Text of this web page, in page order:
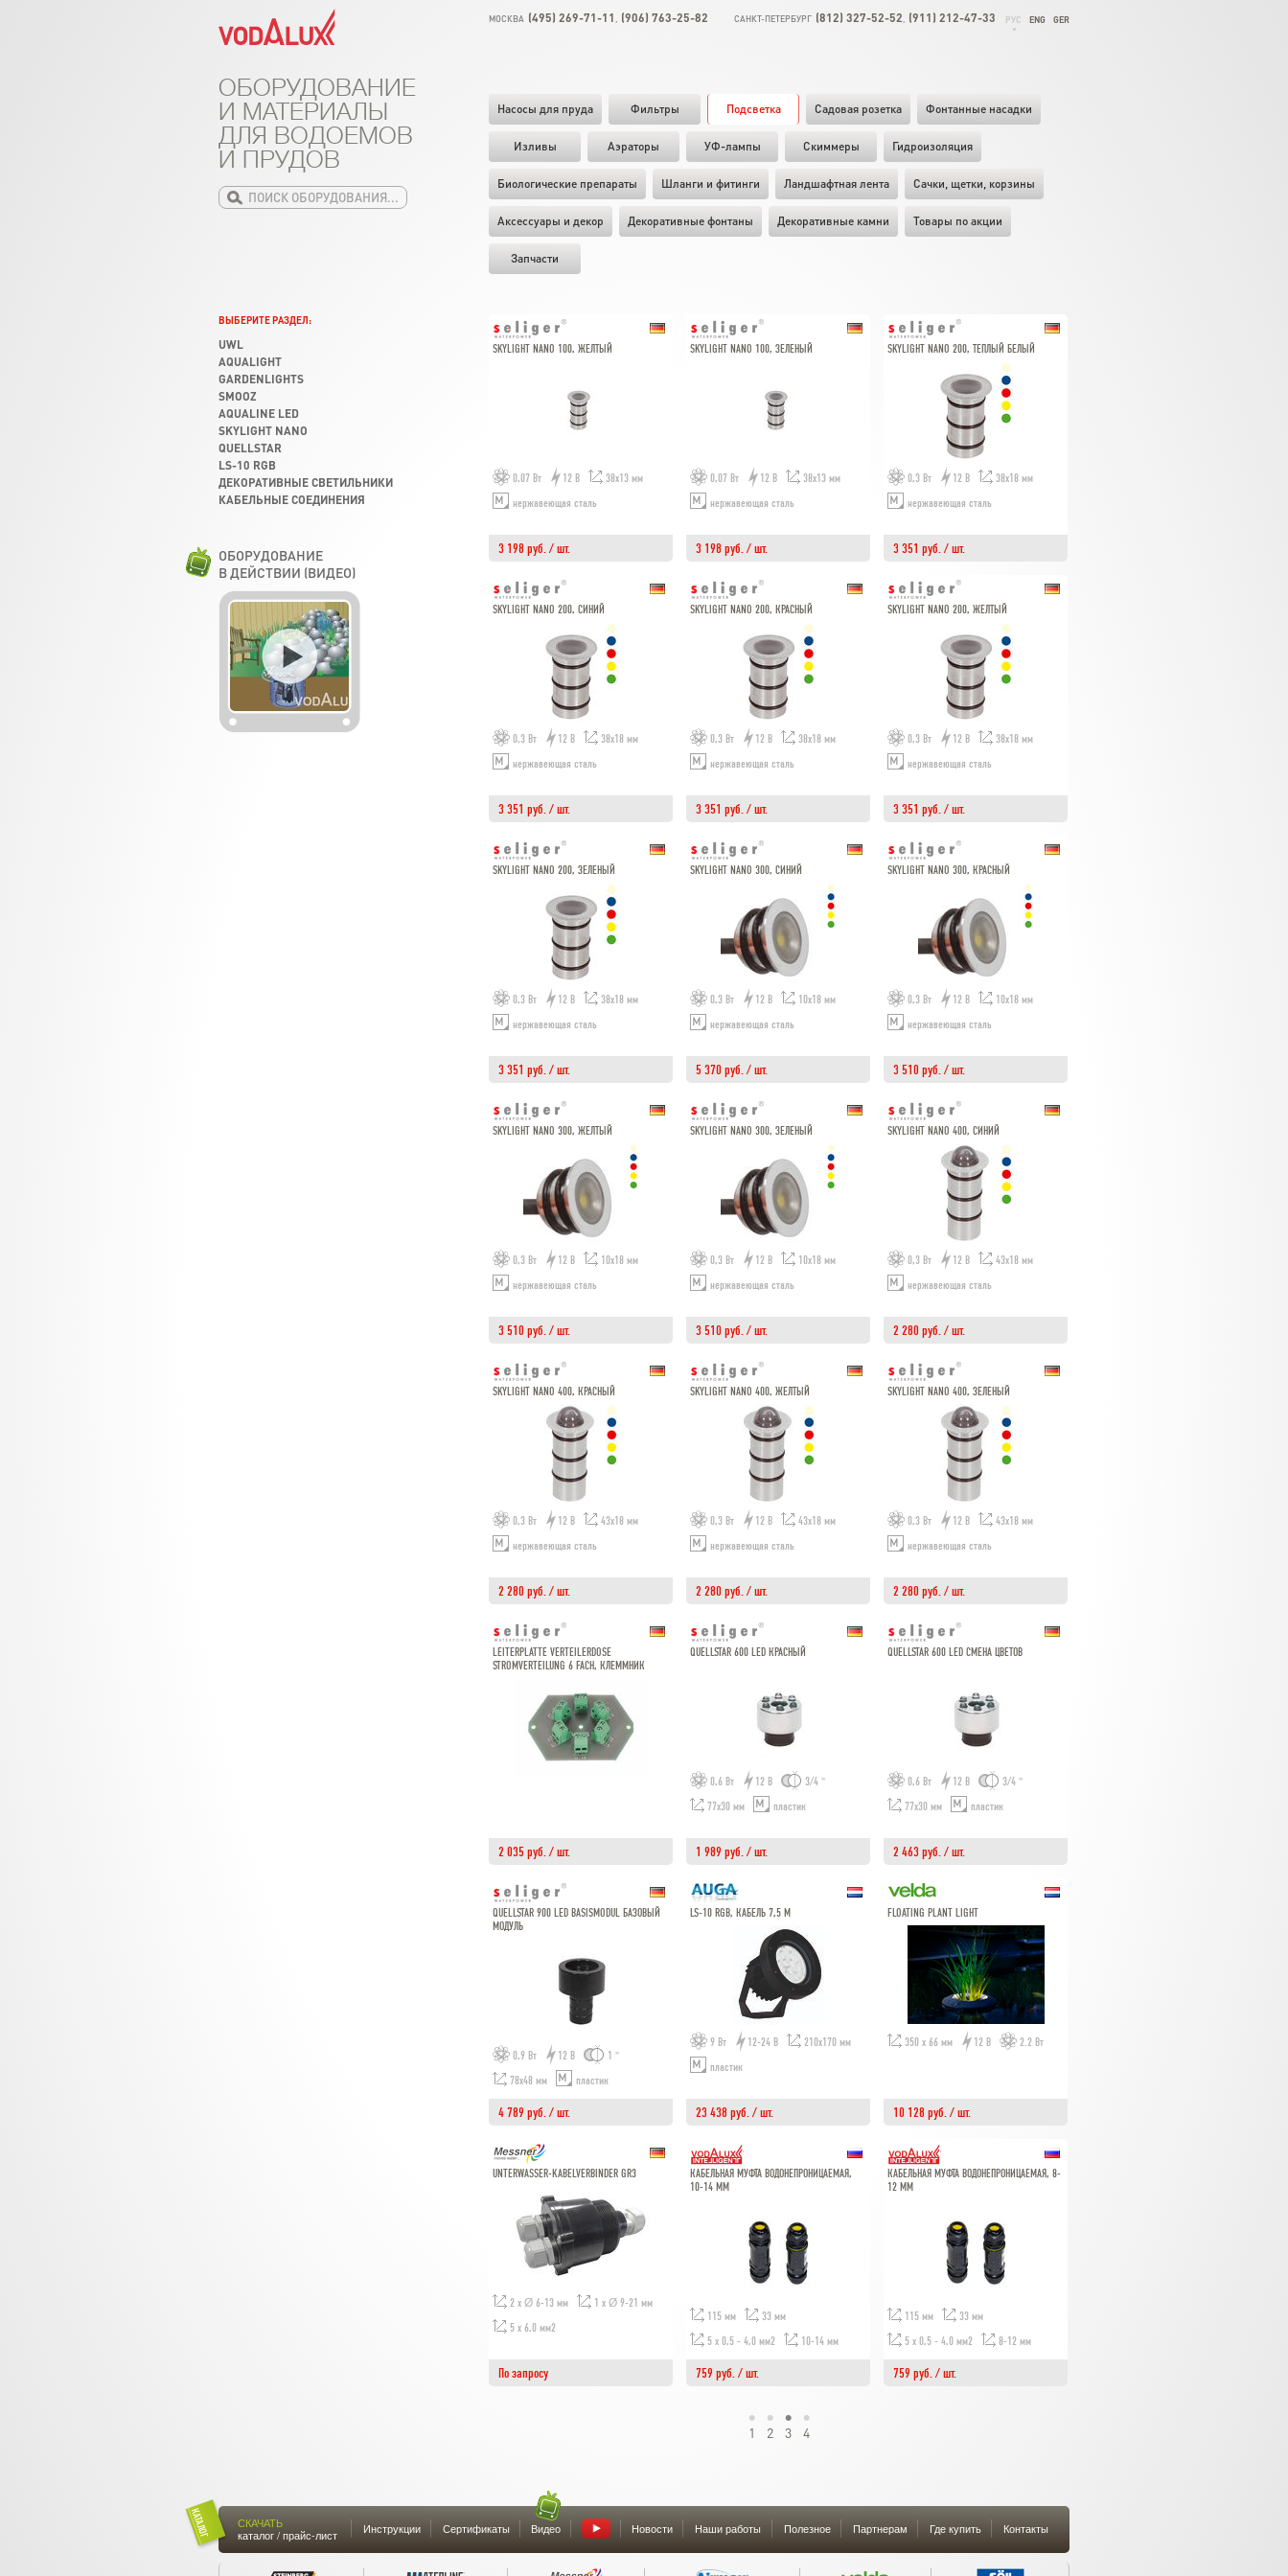
МОСКВА (495) 269-71-11 (906) 763-25-82 САНКТ-ПЕТЕРБУРГ (812) 327-52-52 (911) 212-47-33 РУС ENG GER
Насосы для пруда Фильтры Подсветка Садовая розетка Фонтанные насадки
Изливы Аэраторы УФ-лампы Скиммеры Гидроизоляция
Биологические препараты Шланги и фитинги Ландшафтная лента Cачки, щетки, корзины
Аксессуары и декор Декоративные фонтаны Декоративные камни Товары по акции
Запчасти
ОБОРУДОВАНИЕ
И МАТЕРИАЛЫ
ДЛЯ ВОДОЕМОВ
И ПРУДОВ
SKYLIGHT NANO 100, ЖЕЛТЫЙ
0,07 Вт 12 В
38х13 мм
нержавеющая сталь
3 198 руб. / шт.
SKYLIGHT NANO 100, ЗЕЛЕНЫЙ
0,07 Вт 12 В
38х13 мм
нержавеющая сталь
3 198 руб. / шт.
SKYLIGHT NANO 200, ТЕПЛЫЙ БЕЛЫЙ
0,3 Вт 12 В
38х18 мм
нержавеющая сталь
3 351 руб. / шт.
SKYLIGHT NANO 200, СИНИЙ
0,3 Вт 12 В
38х18 мм
нержавеющая сталь
3 351 руб. / шт.
SKYLIGHT NANO 200, КРАСНЫЙ
0,3 Вт 12 В
38х18 мм
нержавеющая сталь
3 351 руб. / шт.
SKYLIGHT NANO 200, ЖЕЛТЫЙ
0,3 Вт 12 В
38х18 мм
нержавеющая сталь
3 351 руб. / шт.
SKYLIGHT NANO 200, ЗЕЛЕНЫЙ
0,3 Вт 12 В
38х18 мм
нержавеющая сталь
3 351 руб. / шт.
SKYLIGHT NANO 300, СИНИЙ
0,3 Вт 12 В
10х18 мм
нержавеющая сталь
5 370 руб. / шт.
SKYLIGHT NANO 300, КРАСНЫЙ
0,3 Вт 12 В
10х18 мм
нержавеющая сталь
3 510 руб. / шт.
SKYLIGHT NANO 300, ЖЕЛТЫЙ
0,3 Вт 12 В
10х18 мм
нержавеющая сталь
3 510 руб. / шт.
SKYLIGHT NANO 300, ЗЕЛЕНЫЙ
0,3 Вт 12 В
10х18 мм
нержавеющая сталь
3 510 руб. / шт.
SKYLIGHT NANO 400, СИНИЙ
0,3 Вт 12 В
43х18 мм
нержавеющая сталь
2 280 руб. / шт.
SKYLIGHT NANO 400, КРАСНЫЙ
0,3 Вт 12 В
43х18 мм
нержавеющая сталь
2 280 руб. / шт.
SKYLIGHT NANO 400, ЖЕЛТЫЙ
0,3 Вт 12 В
43х18 мм
нержавеющая сталь
2 280 руб. / шт.
SKYLIGHT NANO 400, ЗЕЛЕНЫЙ
0,3 Вт 12 В
43х18 мм
нержавеющая сталь
2 280 руб. / шт.
LEITERPLATTE VERTEILERDOSE
STROMVERTEILUNG 6 FACH, КЛЕММНИК
2 035 руб. / шт.
QUELLSTAR 600 LED КРАСНЫЙ
0,6 Вт 12 В
3/4 "
77х30 мм
пластик
1 989 руб. / шт.
QUELLSTAR 600 LED СМЕНА ЦВЕТОВ
0,6 Вт 12 В
3/4 "
77х30 мм
пластик
2 463 руб. / шт.
QUELLSTAR 900 LED BASISMODUL БАЗОВЫЙ
МОДУЛЬ
0,9 Вт 12 В
1 "
78х48 мм
пластик
4 789 руб. / шт.
LS-10 RGB, КАБЕЛЬ 7,5 М
9 Вт 12-24 В
210х170 мм
пластик
23 438 руб. / шт.
FLOATING PLANT LIGHT
350 х 66 мм 12 В 2.2 Вт
10 128 руб. / шт.
UNTERWASSER-KABELVERBINDER GR3
2 x Ø 6-13 мм
1 x Ø 9-21 мм
5 х 6,0 мм2
По запросу
КАБЕЛЬНАЯ МУФТА ВОДОНЕПРОНИЦАЕМАЯ,
10-14 ММ
115 мм
33 мм
5 х 0,5 - 4,0 мм2
10-14 мм
759 руб. / шт.
КАБЕЛЬНАЯ МУФТА ВОДОНЕПРОНИЦАЕМАЯ, 8-
12 ММ
115 мм
33 мм
5 х 0,5 - 4,0 мм2
8-12 мм
759 руб. / шт.
1 2 3 4
ВЫБЕРИТЕ РАЗДЕЛ:
UWL
AQUALIGHT
GARDENLIGHTS
SMOOZ
AQUALINE LED
SKYLIGHT NANO
QUELLSTAR
LS-10 RGB
ДЕКОРАТИВНЫЕ СВЕТИЛЬНИКИ
КАБЕЛЬНЫЕ СОЕДИНЕНИЯ
ОБОРУДОВАНИЕ
В ДЕЙСТВИИ (ВИДЕО)
СКАЧАТЬ
каталог / прайс-лист
Инструкции Сертификаты Видео Новости Наши работы Полезное Партнерам Где купить Контакты